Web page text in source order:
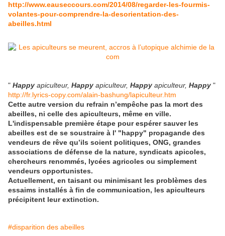
http://www.eauseccours.com/2014/08/regarder-les-fourmis-
volantes-pour-comprendre-la-desorientation-des-
abeilles.html
" Happy apiculteur, Happy apiculteur, Happy apiculteur, Happy "
http://fr.lyrics-copy.com/alain-bashung/lapiculteur.htm
Cette autre version du refrain n’empêche pas la mort des
abeilles, ni celle des apiculteurs, même en ville.
L'indispensable première étape pour espérer sauver les
abeilles est de se soustraire à l' "happy" propagande des
vendeurs de rêve qu’ils soient politiques, ONG, grandes
associations de défense de la nature, syndicats apicoles,
chercheurs renommés, lycées agricoles ou simplement
vendeurs opportunistes.
Actuellement, en taisant ou minimisant les problèmes des
essaims installés à fin de communication, les apiculteurs
précipitent leur extinction.
#disparition des abeilles